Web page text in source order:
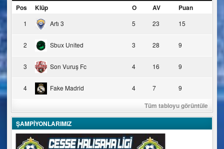
Pos
Klüp O AV Puan
1 Artı 3 5 23 15
2 Sbux United 3 28 9
3 Son Vuruş Fc 4 16 9
4 Fake Madrid 4 7 9
Tüm tabloyu görüntüle
ŞAMPİYONLARIMIZ